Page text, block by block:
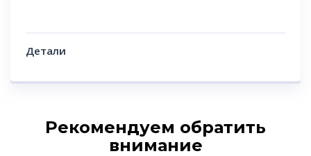
Детали
Рекомендуем обратить
внимание